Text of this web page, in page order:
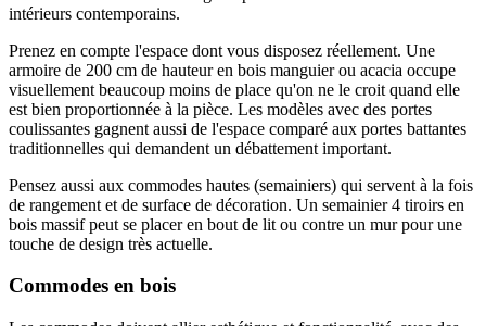
intérieurs contemporains.
Prenez en compte l'espace dont vous disposez réellement. Une
armoire de 200 cm de hauteur en bois manguier ou acacia occupe
visuellement beaucoup moins de place qu'on ne le croit quand elle
est bien proportionnée à la pièce. Les modèles avec des portes
coulissantes gagnent aussi de l'espace comparé aux portes battantes
traditionnelles qui demandent un débattement important.
Pensez aussi aux commodes hautes (semainiers) qui servent à la fois
de rangement et de surface de décoration. Un semainier 4 tiroirs en
bois massif peut se placer en bout de lit ou contre un mur pour une
touche de design très actuelle.
Commodes en bois